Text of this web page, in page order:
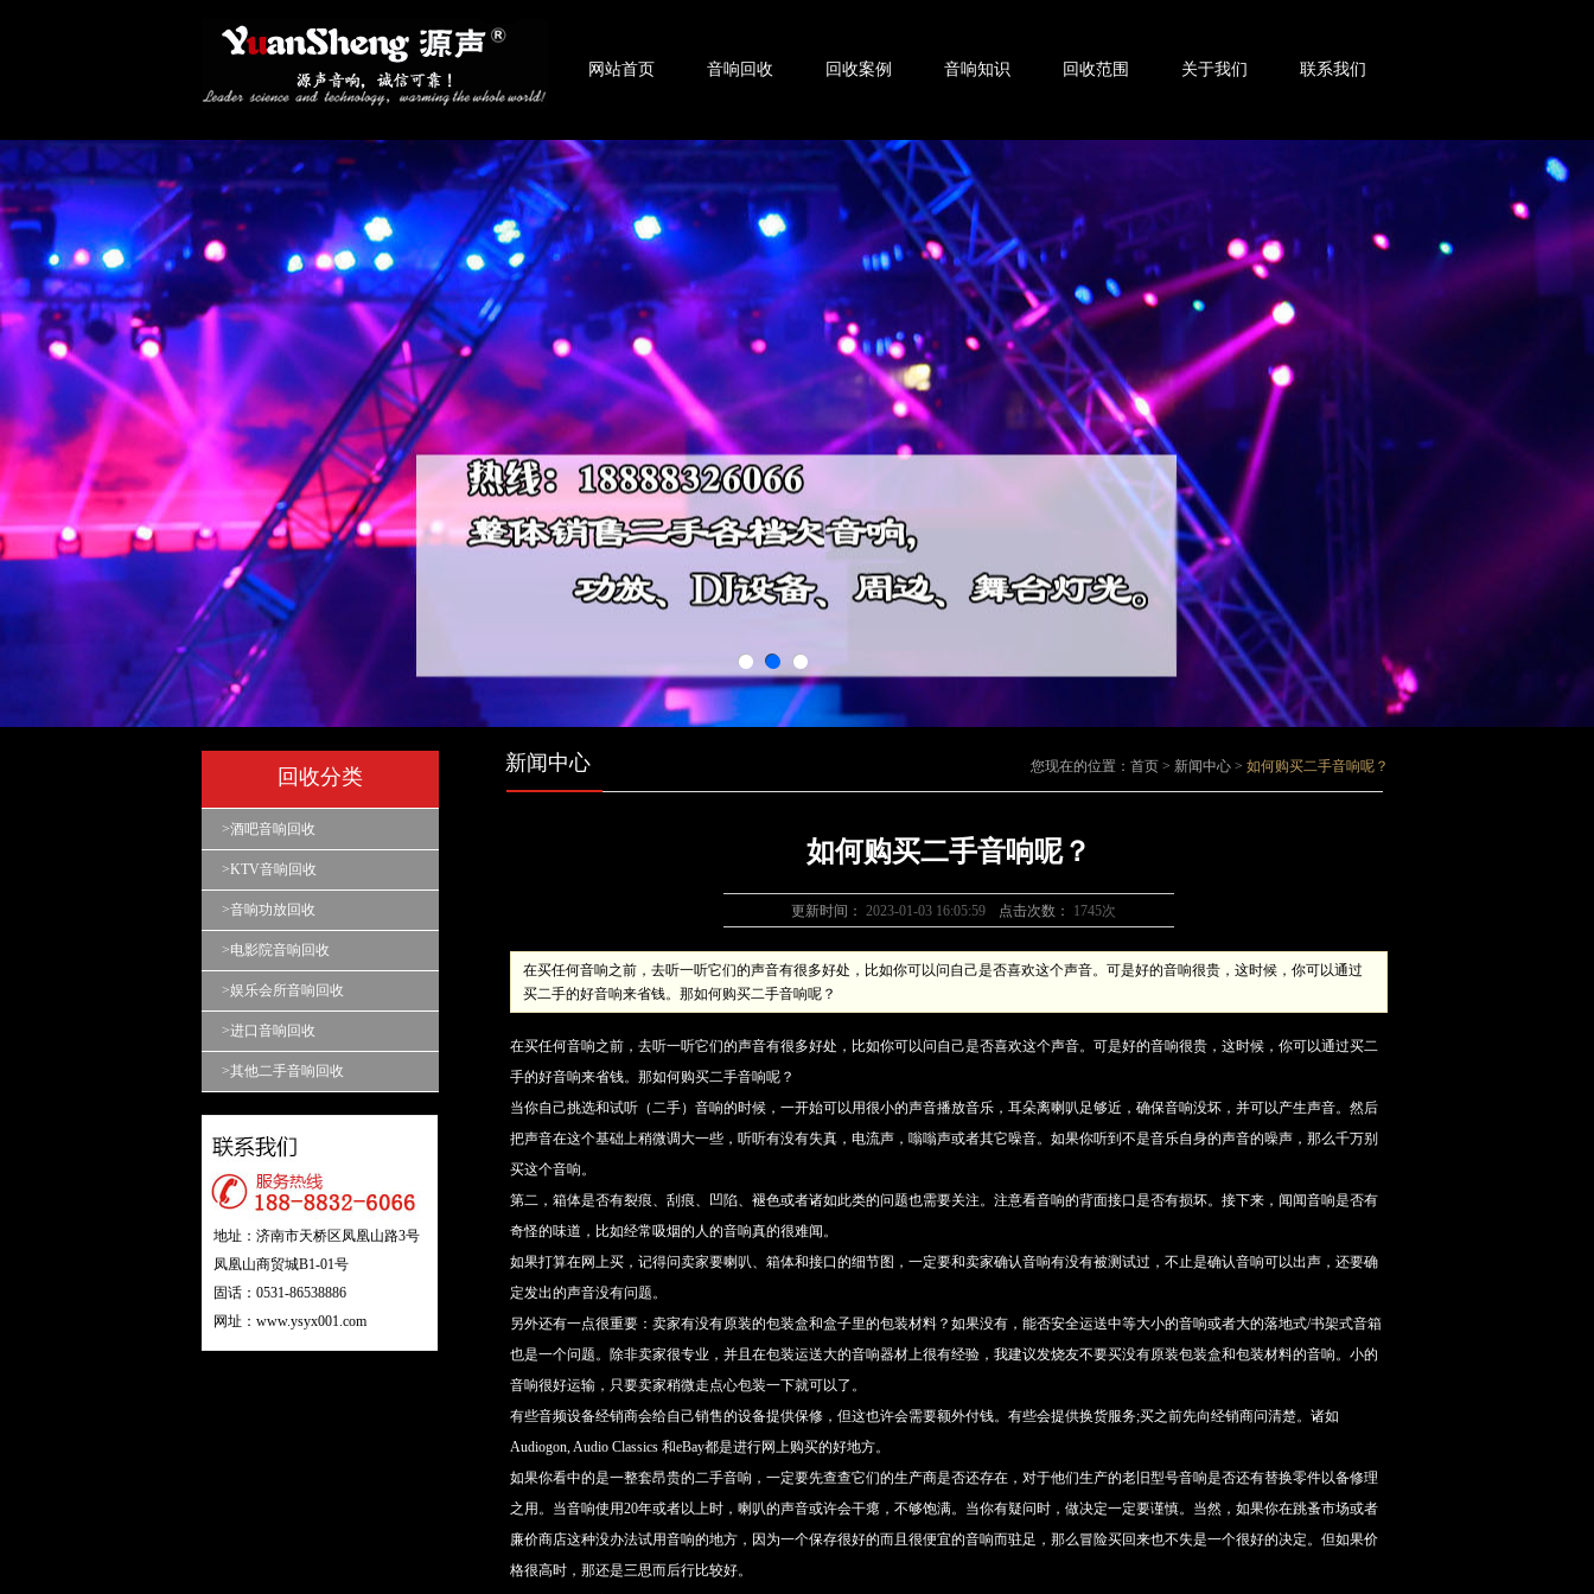
网站首页 音响回收 回收案例 音响知识 回收范围 关于我们 联系我们
回收分类
>酒吧音响回收
>KTV音响回收
>音响功放回收
>电影院音响回收
>娱乐会所音响回收
>进口音响回收
>其他二手音响回收
地址：济南市天桥区凤凰山路3号
凤凰山商贸城B1-01号
固话：0531-86538886
网址：www.ysyx001.com
新闻中心 您现在的位置：首页 > 新闻中心 > 如何购买二手音响呢？
如何购买二手音响呢？
更新时间： 2023-01-03 16:05:59 点击次数： 1745次
在买任何音响之前，去听一听它们的声音有很多好处，比如你可以问自己是否喜欢这个声音。可是好的音响很贵，这时候，你可以通过
买二手的好音响来省钱。那如何购买二手音响呢？
在买任何音响之前，去听一听它们的声音有很多好处，比如你可以问自己是否喜欢这个声音。可是好的音响很贵，这时候，你可以通过买二
手的好音响来省钱。那如何购买二手音响呢？
当你自己挑选和试听（二手）音响的时候，一开始可以用很小的声音播放音乐，耳朵离喇叭足够近，确保音响没坏，并可以产生声音。然后
把声音在这个基础上稍微调大一些，听听有没有失真，电流声，嗡嗡声或者其它噪音。如果你听到不是音乐自身的声音的噪声，那么千万别
买这个音响。
第二，箱体是否有裂痕、刮痕、凹陷、褪色或者诸如此类的问题也需要关注。注意看音响的背面接口是否有损坏。接下来，闻闻音响是否有
奇怪的味道，比如经常吸烟的人的音响真的很难闻。
如果打算在网上买，记得问卖家要喇叭、箱体和接口的细节图，一定要和卖家确认音响有没有被测试过，不止是确认音响可以出声，还要确
定发出的声音没有问题。
另外还有一点很重要：卖家有没有原装的包装盒和盒子里的包装材料？如果没有，能否安全运送中等大小的音响或者大的落地式/书架式音箱
也是一个问题。除非卖家很专业，并且在包装运送大的音响器材上很有经验，我建议发烧友不要买没有原装包装盒和包装材料的音响。小的
音响很好运输，只要卖家稍微走点心包装一下就可以了。
有些音频设备经销商会给自己销售的设备提供保修，但这也许会需要额外付钱。有些会提供换货服务;买之前先向经销商问清楚。诸如
Audiogon, Audio Classics 和eBay都是进行网上购买的好地方。
如果你看中的是一整套昂贵的二手音响，一定要先查查它们的生产商是否还存在，对于他们生产的老旧型号音响是否还有替换零件以备修理
之用。当音响使用20年或者以上时，喇叭的声音或许会干瘪，不够饱满。当你有疑问时，做决定一定要谨慎。当然，如果你在跳蚤市场或者
廉价商店这种没办法试用音响的地方，因为一个保存很好的而且很便宜的音响而驻足，那么冒险买回来也不失是一个很好的决定。但如果价
格很高时，那还是三思而后行比较好。